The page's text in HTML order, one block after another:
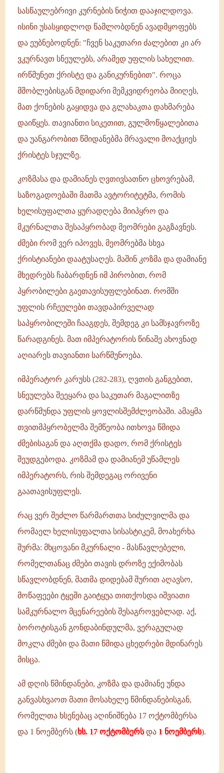
სასწაულებრივი კურნების ნიჭით დააჯილდოვა.
ისინი უსასყიდლოდ წამლობდნენ ავადმყოფებს
და ეუბნებოდნენ: "ჩვენ საკუთარი ძალებით კი არ
ვკურნავთ სნეულებს, არამედ უფლის სახელით.
ირწმუნეთ ქრისტე და განიკურნებით". როცა
მშობლებისგან მდიდარი მემკვიდრეობა მიიღეს,
მათ ქონების გაყიდვა და გლახაკთა დახმარება
დაიწყეს. თავიანთი სიკეთით, გულმოწყალებითა
და უანგარობით წმიდანებმა მრავალი მოაქციეს
ქრისტეს სჯულზე.
კოზმასა და დამიანეს ღვთივსათნო ცხოვრებამ,
საზოგადოებაში მათმა ავტორიტეტმა, რომის
ხელისუფალთა ყურადღება მიიპყრო და
მკურნალთა შესაპყრობად მეომრები გაგზავნეს.
ძმები რომ ვერ იპოვეს, მეომრებმა სხვა
ქრისტიანები დაატუსაღეს. მაშინ კოზმა და დამიანე
მხედრებს ჩაბარდნენ იმ პირობით, რომ
პყრობილები გაეთავისუფლებინათ. რომში
უფლის რჩეულები თავდაპირველად
საპყრობილეში ჩააგდეს, შემდეგ კი სამსჯავროზე
წარადგინეს. მათ იმპერატორის წინაშე ახოვნად
აღიარეს თავიანთი სარწმუნოება.
იმპერატორ კარუსს (282-283), ღვთის განგებით,
სნეულება შეეყარა და საკუთარ მაგალითზე
დარწმუნდა უფლის ყოვლისშემძლეობაში. ამაყმა
თვითმპყრობელმა შემწეობა ითხოვა წმიდა
ძმებისაგან და აღთქმა დადო, რომ ქრისტეს
შეუდგებოდა. კოზმამ და დამიანემ უწამლეს
იმპერატორს, რის შემდეგაც ორივენი
გაათავისუფლეს.
რაც ვერ შეძლო წარმართთა სიძულვილმა და
რომაელ ხელისუფალთა სისასტიკემ, მოახერხა
შურმა: მხცოვანი მკურნალი - მასწავლებელი,
რომელთანაც ძმები თავის დროზე ექიმობას
სწავლობდნენ, მათმა დიდებამ შურით აღავსო,
მოწაფეები ტყეში გაიტყუა თითქოსდა იშვიათი
სამკურნალო მცენარეების შესაგროვებლად. აქ,
ბოროტისგან გონდაბინდულმა, ვერაგულად
მოკლა ძმები და მათი წმიდა ცხედრები მდინარეს
მისცა.
ამ დღის წმინდანები, კოზმა და დამიანე უნდა
განვასხვაოთ მათი მოსახელე წმინდანებისგან,
რომელთა ხსენებაც აღინიშნება 17 ოქტომბერსა
და 1 ნოემბერს (ხს. 17 ოქტომბერსდა 1 ნოემბერს).